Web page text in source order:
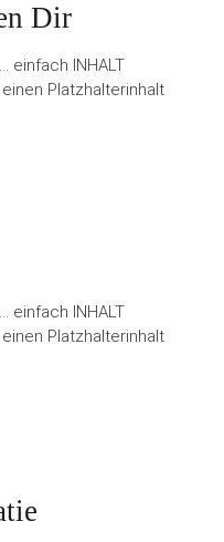
Dir
einfach INHALT
einen Platzhalterinhalt
einfach INHALT
einen Platzhalterinhalt